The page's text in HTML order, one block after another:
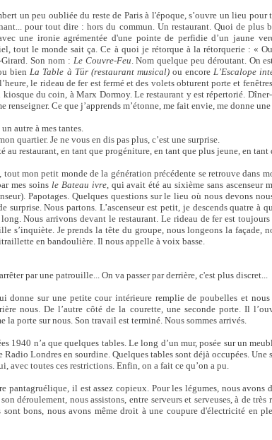
un peu oubliée du reste de Paris à l'époque, s’ouvre un lieu pour
pour tout dire : hors du commun. Un restaurant. Quoi de plus
une ironie agrémentée d'une pointe de perfidie d’un jaune
tout le monde sait ça. Ce à quoi je rétorque à la rétorquerie : «
Son nom : Le Couvre-Feu . Nom quelque peu déroutant. On
bien La Table à Tür (restaurant musical)ou encore L’Escalope
le rideau de fer est fermé et des volets obturent porte et
du coin, à Marx Dormoy. Le restaurant y est répertorié.
Ce que j’apprends m’étonne, me fait envie, me donne une
autre à mes tantes.
quartier. Je ne vous en dis pas plus, c’est une surprise.
au restaurant, en tant que progéniture, en tant que plus jeune, en tant
mon petit monde de la génération précédente se retrouve dans
mes soins le Bateau ivre, qui avait été au sixième sans ascenseur
Papotages. Quelques questions sur le lieu où nous devons
surprise. Nous partons. L’ascenseur est petit, je descends quatre à
Nous arrivons devant le restaurant. Le rideau de fer est
s’inquiète. Je prends la tête du groupe, nous longeons la façade,
en bandoulière. Il nous appelle à voix basse.
par une patrouille... On va passer par derrière, c'est plus discret...
donne sur une petite cour intérieure remplie de poubelles et nous
nous. De l’autre côté de la courette, une seconde porte. Il
la porte sur nous. Son travail est terminé. Nous sommes arrivés.
1940 n’a que quelques tables. Le long d’un mur, posée sur un
Londres en sourdine. Quelques tables sont déjà occupées. Une
avec toutes ces restrictions. Enfin, on a fait ce qu’on a pu.
pantagruélique, il est assez copieux. Pour les légumes, nous avons
déroulement, nous assistons, entre serveurs et serveuses, à de très
sont bons, nous avons même droit à une coupure d'électricité en